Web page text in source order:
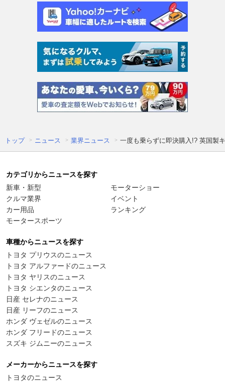
トップ ニュース 業界ニュース 一度も乗らずに即決購入!? 英国製
カテゴリからニュースを探す
新車・新型
クルマ業界
カー用品
モータースポーツ
モーターショー
イベント
ランキング
車種からニュースを探す
トヨタ プリウスのニュース
トヨタ アルファードのニュース
トヨタ ヤリスのニュース
トヨタ シエンタのニュース
日産 セレナのニュース
日産 リーフのニュース
ホンダ ヴェゼルのニュース
ホンダ フリードのニュース
スズキ ジムニーのニュース
メーカーからニュースを探す
トヨタのニュース